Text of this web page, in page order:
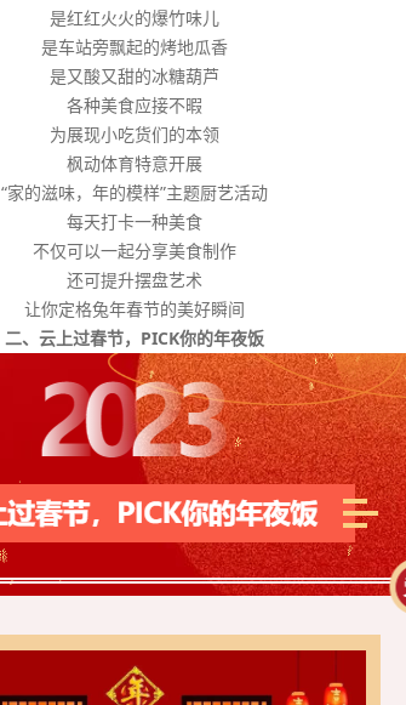
是红红火火的爆竹味儿
是车站旁飘起的烤地瓜香
是又酸又甜的冰糖葫芦
各种美食应接不暇
为展现小吃货们的本领
枫动体育特意开展
“家的滋味，年的模样”主题厨艺活动
每天打卡一种美食
不仅可以一起分享美食制作
还可提升摆盘艺术
让你定格兔年春节的美好瞬间
二、云上过春节，PICK你的年夜饭